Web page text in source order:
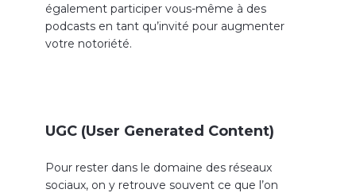
également participer vous-même à des
podcasts en tant qu’invité pour augmenter
votre notoriété.
UGC (User Generated Content)
Pour rester dans le domaine des réseaux
sociaux, on y retrouve souvent ce que l’on